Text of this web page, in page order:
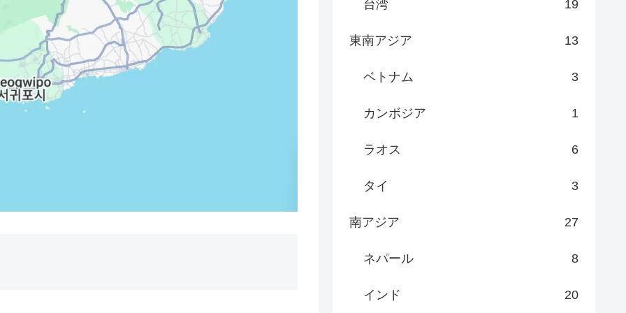
台湾 19
東南アジア 13
ベトナム 3
カンボジア 1
ラオス 6
タイ 3
南アジア 27
ネパール 8
インド 20